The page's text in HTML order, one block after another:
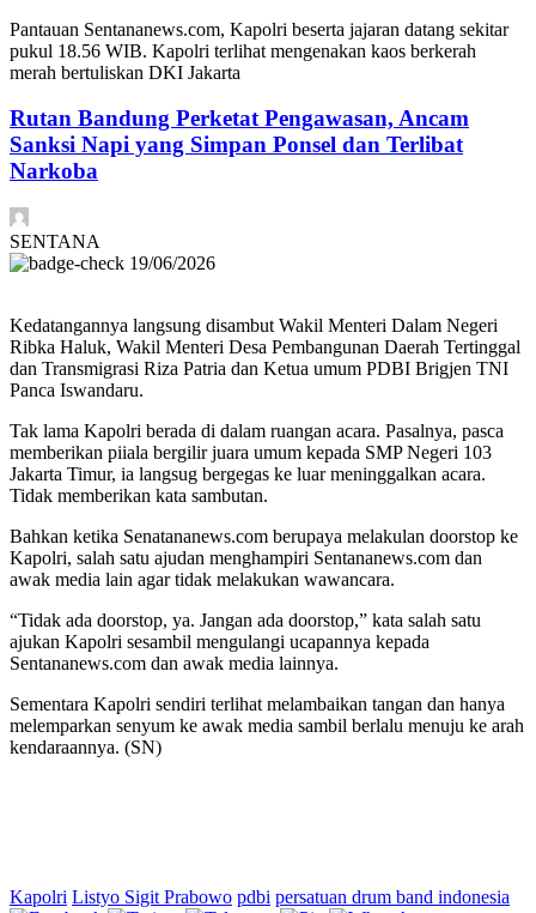
Pantauan Sentananews.com, Kapolri beserta jajaran datang sekitar
pukul 18.56 WIB. Kapolri terlihat mengenakan kaos berkerah
merah bertuliskan DKI Jakarta
Rutan Bandung Perketat Pengawasan, Ancam
Sanksi Napi yang Simpan Ponsel dan Terlibat
Narkoba
SENTANA
19/06/2026
Kedatangannya langsung disambut Wakil Menteri Dalam Negeri
Ribka Haluk, Wakil Menteri Desa Pembangunan Daerah Tertinggal
dan Transmigrasi Riza Patria dan Ketua umum PDBI Brigjen TNI
Panca Iswandaru.
Tak lama Kapolri berada di dalam ruangan acara. Pasalnya, pasca
memberikan piiala bergilir juara umum kepada SMP Negeri 103
Jakarta Timur, ia langsug bergegas ke luar meninggalkan acara.
Tidak memberikan kata sambutan.
Bahkan ketika Senatananews.com berupaya melakulan doorstop ke
Kapolri, salah satu ajudan menghampiri Sentananews.com dan
awak media lain agar tidak melakukan wawancara.
“Tidak ada doorstop, ya. Jangan ada doorstop,” kata salah satu
ajukan Kapolri sesambil mengulangi ucapannya kepada
Sentananews.com dan awak media lainnya.
Sementara Kapolri sendiri terlihat melambaikan tangan dan hanya
melemparkan senyum ke awak media sambil berlalu menuju ke arah
kendaraannya. (SN)
Kapolri Listyo Sigit Prabowo pdbi persatuan drum band indonesia